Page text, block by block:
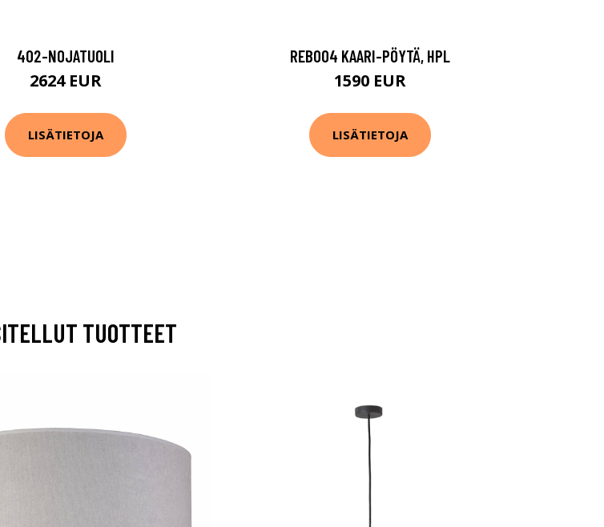
402-NOJATUOLI
2624 EUR
LISÄTIETOJA
REB004 KAARI-PÖYTÄ, HPL
1590 EUR
LISÄTIETOJA
TUOTTEET